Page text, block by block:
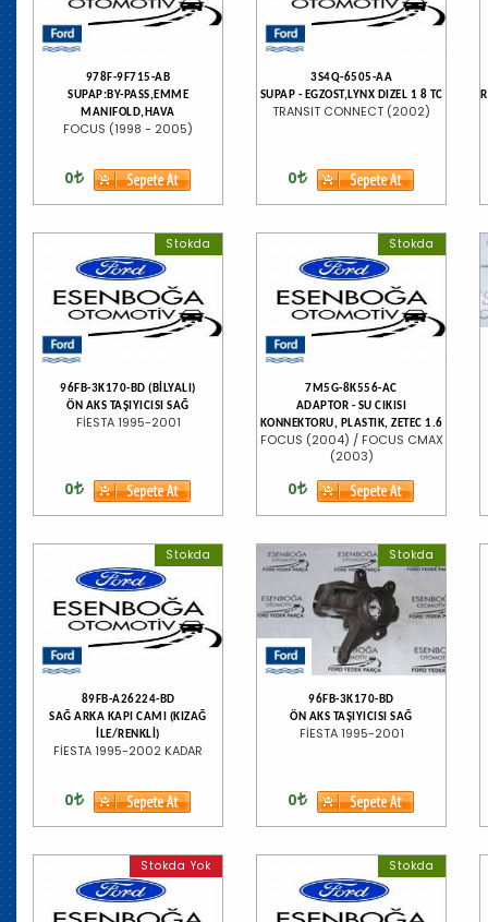
978F-9F715-AB
SUPAP:BY-PASS,EMME
MANIFOLD,HAVA
FOCUS (1998 - 2005)
0
3S4Q-6505-AA
SUPAP - EGZOST,LYNX DIZEL 1 8 TC
TRANSIT CONNECT (2002)
0
Stokda
96FB-3K170-BD (BİLYALI)
ÖN AKS TAŞIYICISI SAĞ
FİESTA 1995-2001
0
Stokda
7M5G-8K556-AC
ADAPTOR - SU CIKISI
KONNEKTORU, PLASTIK, ZETEC 1.6
FOCUS (2004) / FOCUS CMAX
(2003)
0
Stokda
89FB-A26224-BD
SAĞ ARKA KAPI CAMI (KIZAĞ
İLE/RENKLİ)
FİESTA 1995-2002 KADAR
0
Stokda
96FB-3K170-BD
ÖN AKS TAŞIYICISI SAĞ
FİESTA 1995-2001
0
Stokda Yok Stokda